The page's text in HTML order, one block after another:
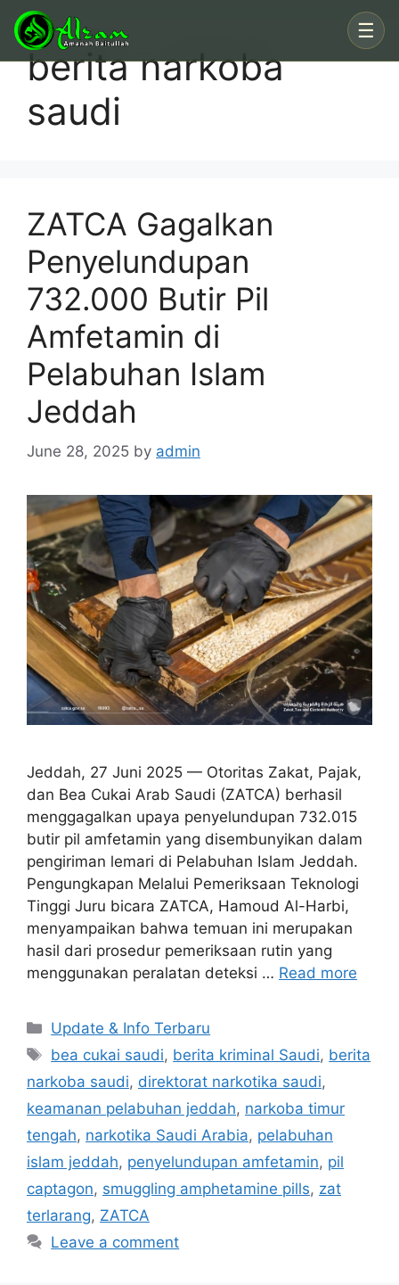
☰
Skip
contentberita narkoba
saudi
ZATCA Gagalkan
Penyelundupan
732.000 Butir Pil
Amfetamin di
Pelabuhan Islam
Jeddah
June 28, 2025 by admin
Jeddah, 27 Juni 2025 — Otoritas Zakat, Pajak,
dan Bea Cukai Arab Saudi (ZATCA) berhasil
menggagalkan upaya penyelundupan 732.015
butir pil amfetamin yang disembunyikan dalam
pengiriman lemari di Pelabuhan Islam Jeddah.
Pengungkapan Melalui Pemeriksaan Teknologi
Tinggi Juru bicara ZATCA, Hamoud Al-Harbi,
menyampaikan bahwa temuan ini merupakan
hasil dari prosedur pemeriksaan rutin yang
menggunakan peralatan deteksi … Read more
Categories
Update & Info Terbaru
Tags
bea cukai saudi, berita kriminal Saudi, berita
narkoba saudi, direktorat narkotika saudi,
keamanan pelabuhan jeddah, narkoba timur
tengah, narkotika Saudi Arabia, pelabuhan
islam jeddah, penyelundupan amfetamin, pil
captagon, smuggling amphetamine pills, zat
terlarang, ZATCA
Leave a comment